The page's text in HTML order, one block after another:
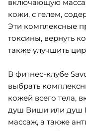
включающую
кожи, с гелем,
Эти комплексные
токсины, вернуть
также улучшить
В фитнес-клубе
выбрать
кожей всего тела,
душ Виши или душ
массаж, а также